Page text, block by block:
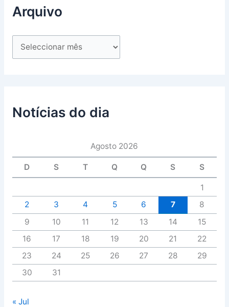
Arquivo
Notícias do dia
Agosto 2026
D S T Q Q S S
1
2
3 4 5 6 7
8
9
10 11 12 13 14
15
16
17 18 19 20 21
22
23
24 25 26 27 28
29
30
31
« Jul